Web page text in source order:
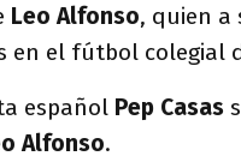
Leo Alfonso, quien a
en el fútbol colegial
español Pep Casas
Alfonso.